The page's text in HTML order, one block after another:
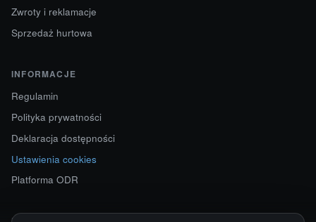
Zwroty i reklamacje
Sprzedaż hurtowa
INFORMACJE
Regulamin
Polityka prywatności
Deklaracja dostępności
Ustawienia cookies
Platforma ODR